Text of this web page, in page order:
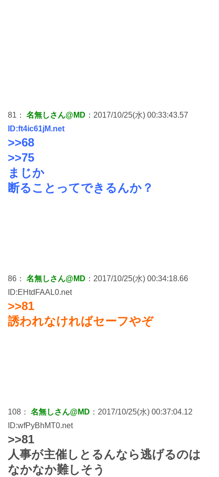
81： 名無しさん@MD ：2017/10/25(水) 00:33:43.57
ID:ft4ic61jM.net
>>68
>>75
まじか
断ることってできるんか？
86： 名無しさん@MD ：2017/10/25(水) 00:34:18.66
ID:EHtdFAAL0.net
>>81
誘われなければセーフやぞ
108： 名無しさん@MD ：2017/10/25(水) 00:37:04.12
ID:wfPyBhMT0.net
>>81
人事が主催しとるんなら逃げるのは
なかなか難しそう